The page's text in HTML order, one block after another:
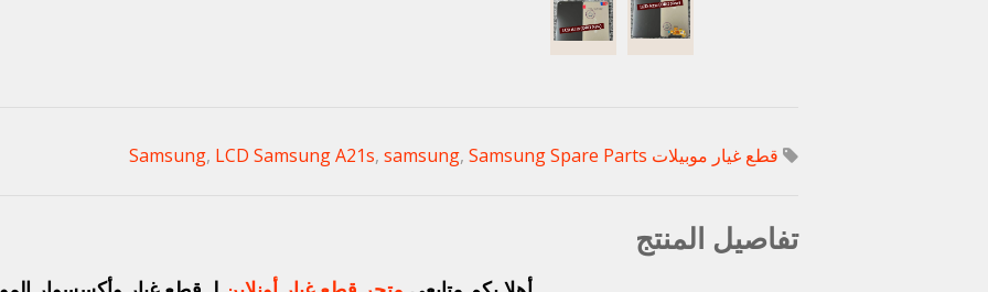
قطع غيار موبيلات Samsung , LCD Samsung A21s, samsung, Samsung Spare Parts
تفاصيل المنتج